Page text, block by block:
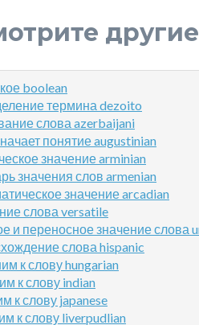
boolean
термина dezoito
слова azerbaijani
понятие augustinian
значение arminian
значения слов armenian
значение arcadian
слова versatile
и переносное значение слова
слова hispanic
к слову hungarian
к слову indian
к слову japanese
к слову liverpudlian